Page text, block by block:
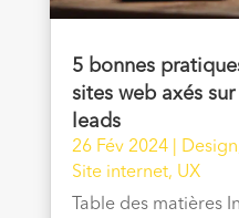
5 bonnes
sites web axés
leads
26 Fév 2024| Design
Site internet, UX
Table des matières